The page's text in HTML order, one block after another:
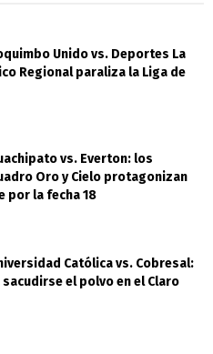
Unido vs. Deportes La
Regional paraliza la Liga de
vs. Everton: los
Oro y Cielo protagonizan
por la fecha 18
Católica vs. Cobresal:
sacudirse el polvo en el Claro